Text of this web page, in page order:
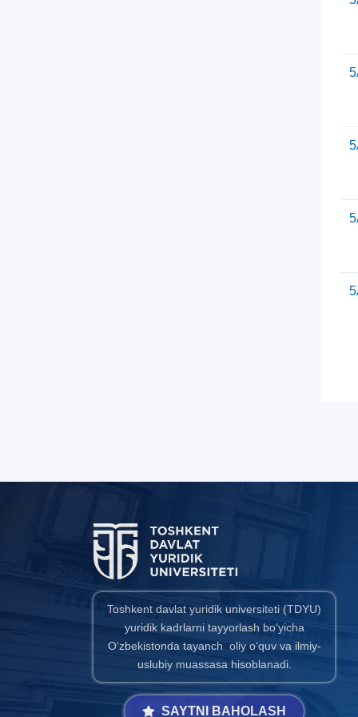
Toshkent davlat yuridik universiteti (TDYU)
yuridik kadrlarni tayyorlash bo‘yicha
O‘zbekistonda tayanch oliy o‘quv va ilmiy-
uslubiy muassasa hisoblanadi.
SAYTNI BAHOLASH